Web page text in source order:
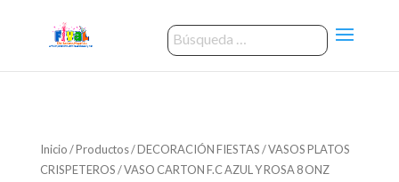
Inicio/Productos/DECORACIÓN FIESTAS/VASOS PLATOS
CRISPETEROS/ VASO CARTON F.C AZUL Y ROSA 8 ONZ